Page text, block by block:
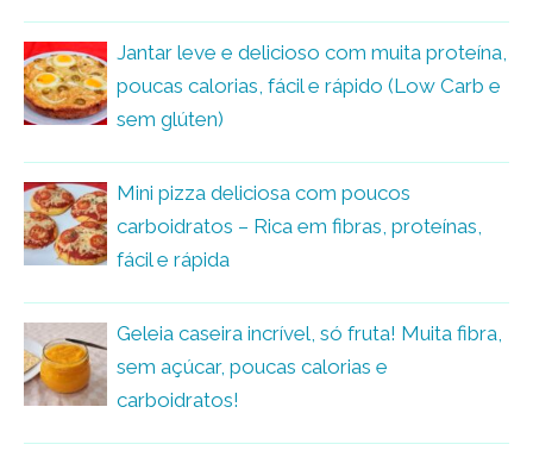
Jantar leve e delicioso com muita proteína,
poucas calorias, fácil e rápido (Low Carb e
sem glúten)
Mini pizza deliciosa com poucos
carboidratos – Rica em fibras, proteínas,
fácil e rápida
Geleia caseira incrível, só fruta! Muita fibra,
sem açúcar, poucas calorias e
carboidratos!